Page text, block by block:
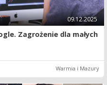
09.12.2025
Zagrożenie dla małych
Warmia i Mazury